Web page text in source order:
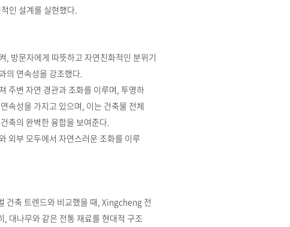
인 설계를 실현했다.
, 방문자에게 따뜻하고 자연친화적인 분위기
의 연속성을 강조했다.
주변 자연 경관과 조화를 이루며, 투명하
속성을 가지고 있으며, 이는 건축물 전체
축의 완벽한 융합을 보여준다.
외부 모두에서 자연스러운 조화를 이루
건축 트렌드와 비교했을 때, Xingcheng 전
대나무와 같은 전통 재료를 현대적 구조